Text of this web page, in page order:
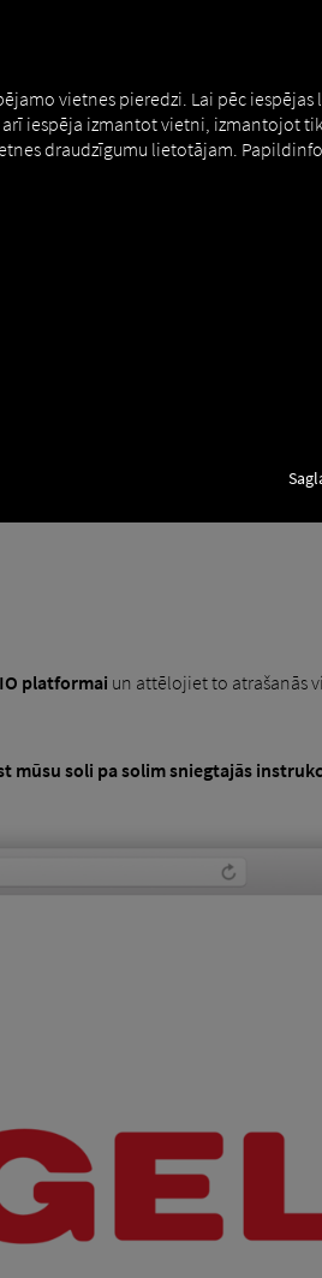
platformai un attēlojiet to atrašanās
mūsu soli pa solim sniegtajās
vietnes pieredzi. Lai pēc
iespēja izmantot vietni, izmantojot
draudzīgumu lietotājam.